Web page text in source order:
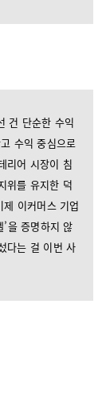
건 단순한 수익
수익 중심으로
리어 시장이 침
위를 유지한 덕
이커머스 기업
을 증명하지 않
다는 걸 이번 사